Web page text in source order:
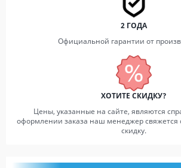
2 ГОДА
Официальной гарантии от
ХОТИТЕ СКИДКУ?
Цены, указанные на сайте, являются
оформлении заказа наш менеджер свяжется
скидку.